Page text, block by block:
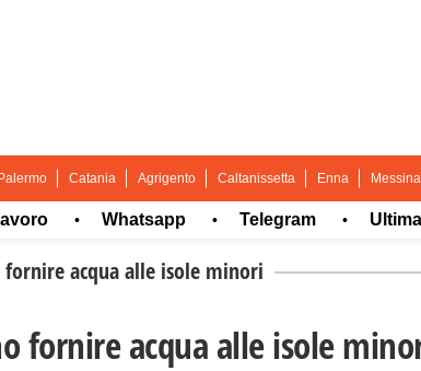
Catania Agrigento Caltanissetta Enna Messina
• Whatsapp • Telegram • Ultima ora
acqua alle isole minori
fornire acqua alle isole